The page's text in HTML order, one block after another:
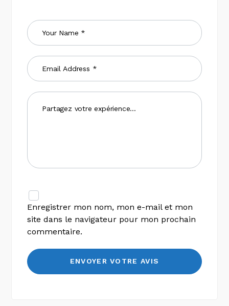
Enregistrer mon nom, mon e-mail et mon
site dans le navigateur pour mon prochain
commentaire.